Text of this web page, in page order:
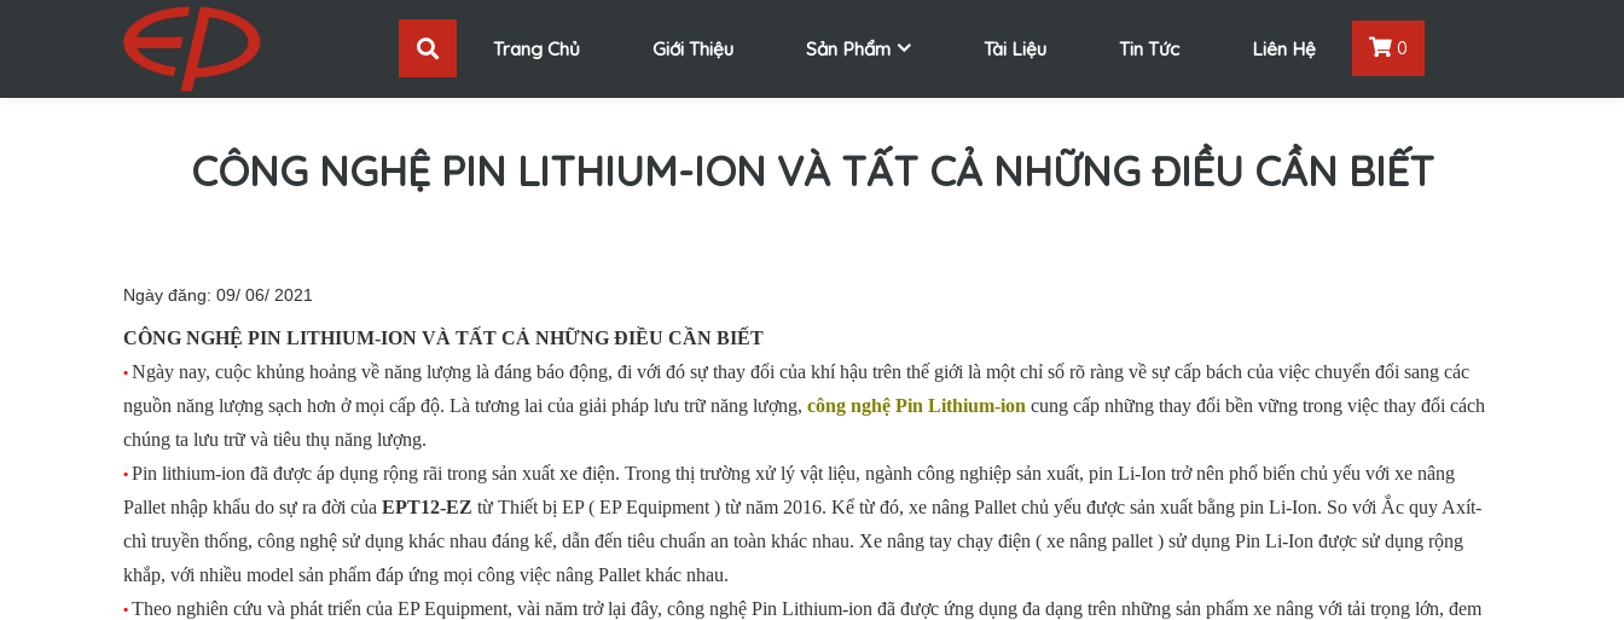
Trang Chủ Giới Thiệu Sản Phẩm Tài Liệu Tin Tức Liên Hệ 0
CÔNG NGHỆ PIN LITHIUM-ION VÀ TẤT CẢ NHỮNG ĐIỀU CẦN BIẾT
Ngày đăng: 09/ 06/ 2021
CÔNG NGHỆ PIN LITHIUM-ION VÀ TẤT CẢ NHỮNG ĐIỀU CẦN BIẾT
• Ngày nay, cuộc khủng hoảng về năng lượng là đáng báo động, đi với đó sự thay đổi của khí hậu trên thế giới là một chỉ số rõ ràng về sự cấp bách của việc chuyển đổi sang các
nguồn năng lượng sạch hơn ở mọi cấp độ. Là tương lai của giải pháp lưu trữ năng lượng, công nghệ Pin Lithium-ion cung cấp những thay đổi bền vững trong việc thay đổi cách
chúng ta lưu trữ và tiêu thụ năng lượng.
• Pin lithium-ion đã được áp dụng rộng rãi trong sản xuất xe điện. Trong thị trường xử lý vật liệu, ngành công nghiệp sản xuất, pin Li-Ion trở nên phổ biến chủ yếu với xe nâng
Pallet nhập khẩu do sự ra đời của EPT12-EZ từ Thiết bị EP ( EP Equipment ) từ năm 2016. Kể từ đó, xe nâng Pallet chủ yếu được sản xuất bằng pin Li-Ion. So với Ắc quy Axít-
chì truyền thống, công nghệ sử dụng khác nhau đáng kể, dẫn đến tiêu chuẩn an toàn khác nhau. Xe nâng tay chạy điện ( xe nâng pallet ) sử dụng Pin Li-Ion được sử dụng rộng
khắp, với nhiều model sản phẩm đáp ứng mọi công việc nâng Pallet khác nhau.
• Theo nghiên cứu và phát triển của EP Equipment, vài năm trở lại đây, công nghệ Pin Lithium-ion đã được ứng dụng đa dạng trên những sản phẩm xe nâng với tải trọng lớn, đem